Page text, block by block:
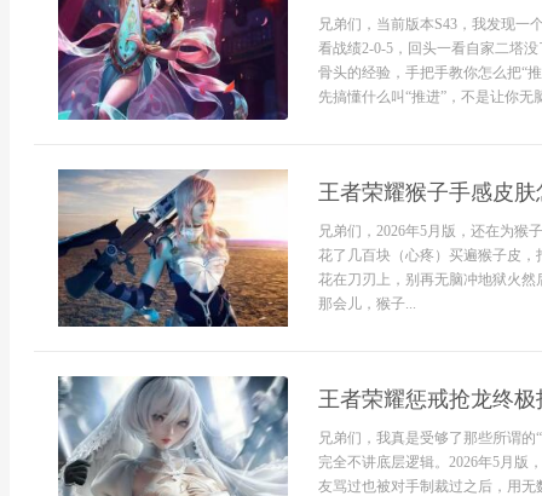
兄弟们，当前版本S43，我发现一
看战绩2-0-5，回头一看自家二塔
骨头的经验，手把手教你怎么把“
先搞懂什么叫“推进”，不是让你无
王者荣耀猴子手感皮
兄弟们，2026年5月版，还在为猴
花了几百块（心疼）买遍猴子皮
花在刀刃上，别再无脑冲地狱火然
那会儿，猴子...
王者荣耀惩戒抢龙终
兄弟们，我真是受够了那些所谓
完全不讲底层逻辑。2026年5月版
友骂过也被对手制裁过之后，用